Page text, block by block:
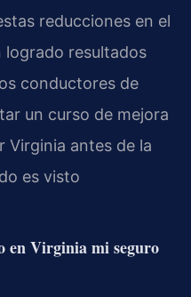
reducciones en el
logrado resultados
conductores de
un curso de mejora
Virginia antes de la
es visto
en Virginia mi seguro